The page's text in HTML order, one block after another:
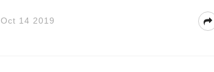
Oct 14 2019